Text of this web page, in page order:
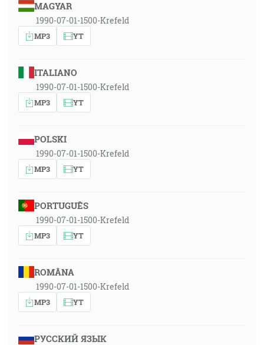
MAGYAR
1990-07-01-1500-Krefeld
MP3 YT
ITALIANO
1990-07-01-1500-Krefeld
MP3 YT
POLSKI
1990-07-01-1500-Krefeld
MP3 YT
PORTUGUÊS
1990-07-01-1500-Krefeld
MP3 YT
ROMÂNA
1990-07-01-1500-Krefeld
MP3 YT
РУССКИЙ ЯЗЫК